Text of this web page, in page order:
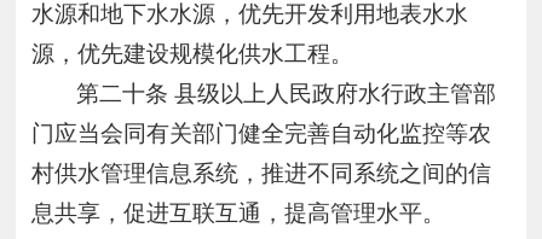
水源和地下水水源，优先开发利用地表水水
源，优先建设规模化供水工程。
第二十条 县级以上人民政府水行政主管部
门应当会同有关部门健全完善自动化监控等农
村供水管理信息系统，推进不同系统之间的信
息共享，促进互联互通，提高管理水平。